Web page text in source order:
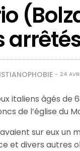
24
italiens âgés de
de l’église du
sur eux un
et divers autres